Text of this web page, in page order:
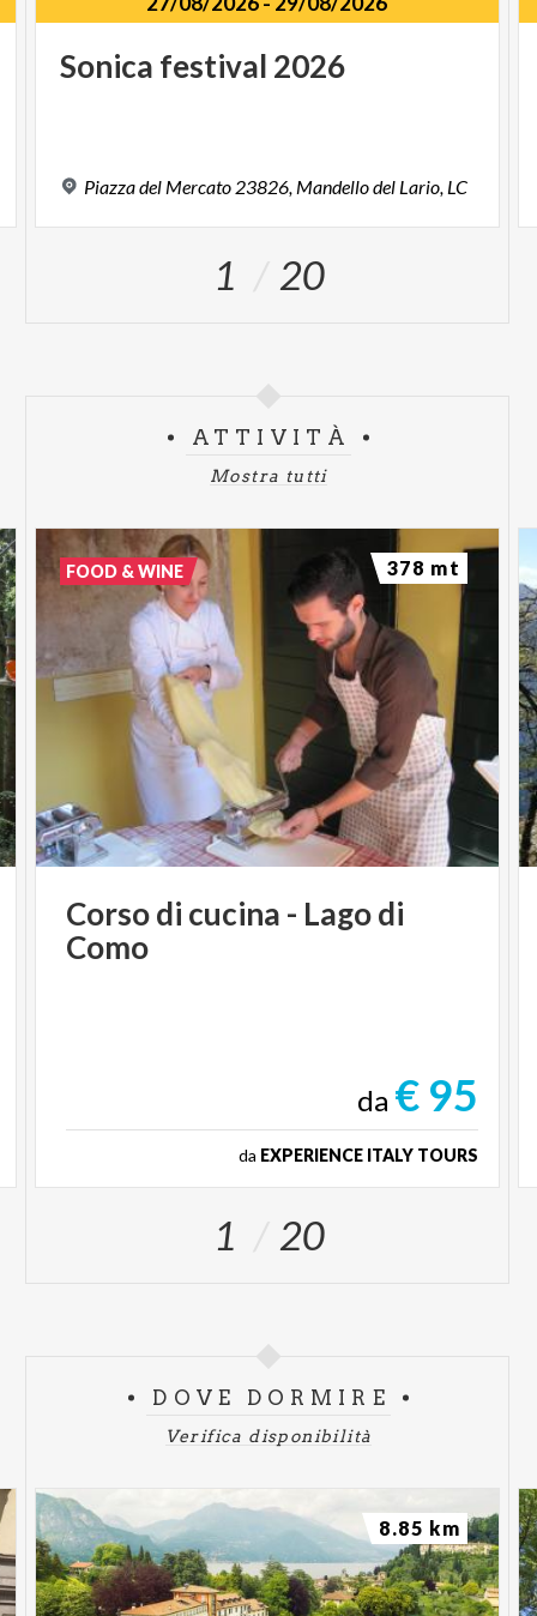
Sonica festival 2026
Piazzadel Mercato 23826, Mandellodel Lario, LC
1 20
ATTIVITÀ
Mostra tutti
Corsodi cucina - Lagodi
Como
da € 95
da EXPERIENCE ITALY TOURS
FOOD & WINE 378 mt
1 20
DOVE DORMIRE
Verifica disponibilità
8.85 km